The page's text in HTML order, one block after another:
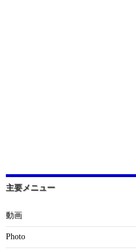
主要メニュー
動画
Photo